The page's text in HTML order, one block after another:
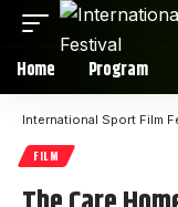
Home Program
International Sport Film
FILM